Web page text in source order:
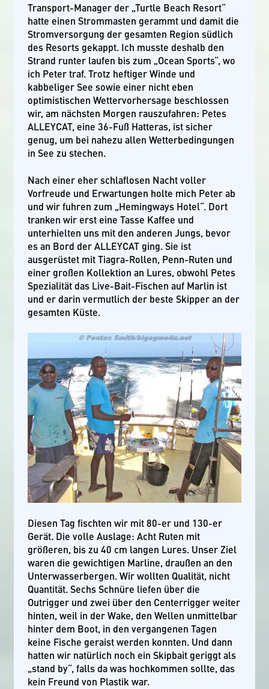
Transport-Manager der „Turtle Beach Resort“
hatte einen Strommasten gerammt und damit die
Stromversorgung der gesamten Region südlich
des Resorts gekappt. Ich musste deshalb den
Strand runter laufen bis zum „Ocean Sports“, wo
ich Peter traf. Trotz heftiger Winde und
kabbeliger See sowie einer nicht eben
optimistischen Wettervorhersage beschlossen
wir, am nächsten Morgen rauszufahren: Petes
ALLEYCAT, eine 36-Fuß Hatteras, ist sicher
genug, um bei nahezu allen Wetterbedingungen
in See zu stechen.
Nach einer eher schlaflosen Nacht voller
Vorfreude und Erwartungen holte mich Peter ab
und wir fuhren zum „Hemingways Hotel“. Dort
tranken wir erst eine Tasse Kaffee und
unterhielten uns mit den anderen Jungs, bevor
es an Bord der ALLEYCAT ging. Sie ist
ausgerüstet mit Tiagra-Rollen, Penn-Ruten und
einer großen Kollektion an Lures, obwohl Petes
Spezialität das Live-Bait-Fischen auf Marlin ist
und er darin vermutlich der beste Skipper an der
gesamten Küste.
Diesen Tag fischten wir mit 80-er und 130-er
Gerät. Die volle Auslage: Acht Ruten mit
größeren, bis zu 40 cm langen Lures. Unser Ziel
waren die gewichtigen Marline, draußen an den
Unterwasserbergen. Wir wollten Qualität, nicht
Quantität. Sechs Schnüre liefen über die
Outrigger und zwei über den Centerrigger weiter
hinten, weil in der Wake, den Wellen unmittelbar
hinter dem Boot, in den vergangenen Tagen
keine Fische geraist werden konnten. Und dann
hatten wir natürlich noch ein Skipbait geriggt als
„stand by“, falls da was hochkommen sollte, das
kein Freund von Plastik war.